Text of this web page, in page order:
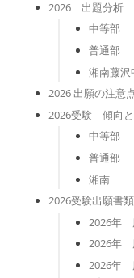
2026 出題分析
中等部
普通部
湘南藤沢
2026 出願の注意
2026受験 傾向
中等部
普通部
湘南
2026受験出願書類
2026年
2026年
2026年